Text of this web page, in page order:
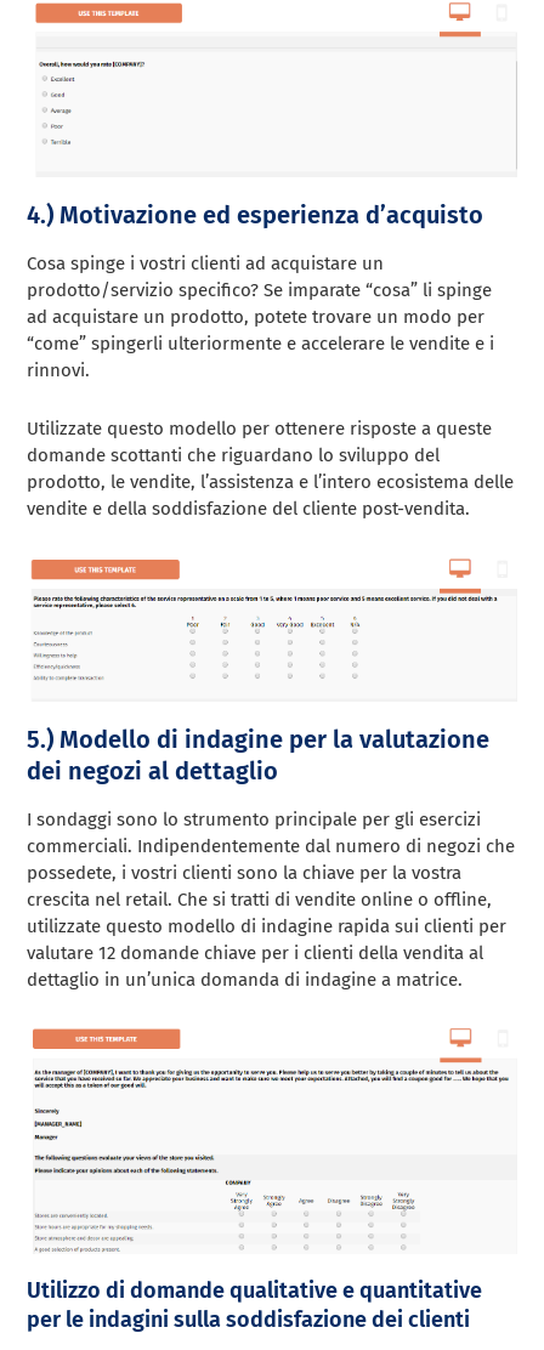
4.) Motivazione ed esperienza d’acquisto
Cosa spinge i vostri clienti ad acquistare un
prodotto/servizio specifico? Se imparate “cosa” li spinge
ad acquistare un prodotto, potete trovare un modo per
“come” spingerli ulteriormente e accelerare le vendite e i
rinnovi.
Utilizzate questo modello per ottenere risposte a queste
domande scottanti che riguardano lo sviluppo del
prodotto, le vendite, l’assistenza e l’intero ecosistema delle
vendite e della soddisfazione del cliente post-vendita.
5.) Modello di indagine per la valutazione
dei negozi al dettaglio
I sondaggi sono lo strumento principale per gli esercizi
commerciali. Indipendentemente dal numero di negozi che
possedete, i vostri clienti sono la chiave per la vostra
crescita nel retail. Che si tratti di vendite online o offline,
utilizzate questo modello di indagine rapida sui clienti per
valutare 12 domande chiave per i clienti della vendita al
dettaglio in un’unica domanda di indagine a matrice.
Utilizzo di domande qualitative e quantitative
per le indagini sulla soddisfazione dei clienti